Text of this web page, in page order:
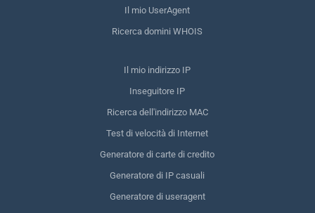
Il mio UserAgent
Ricerca domini WHOIS
Il mio indirizzo IP
Inseguitore IP
Ricerca dell'indirizzo MAC
Test di velocità di Internet
Generatore di carte di credito
Generatore di IP casuali
Generatore di useragent